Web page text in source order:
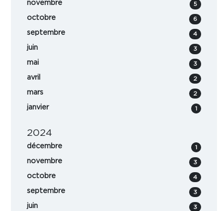
novembre 5
octobre 6
septembre 4
juin 3
mai 3
avril 2
mars 2
janvier 1
2024
décembre 1
novembre 3
octobre 4
septembre 3
juin 3